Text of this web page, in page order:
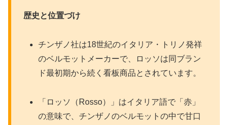
歴史と位置づけ
チンザノ社は18世紀のイタリア・トリノ発祥
のベルモットメーカーで、ロッソは同ブラン
ド最初期から続く看板商品とされています。​
「ロッソ（Rosso）」はイタリア語で「赤」
の意味で、チンザノのベルモットの中で甘口